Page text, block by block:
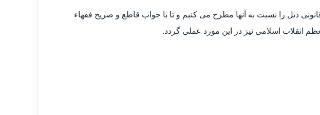
ذیل را نسبت به آنها مطرح می کنیم و تا با جواب قاطع و صریح فقهاء
اسلامی نیز در این مورد عملی گردد.